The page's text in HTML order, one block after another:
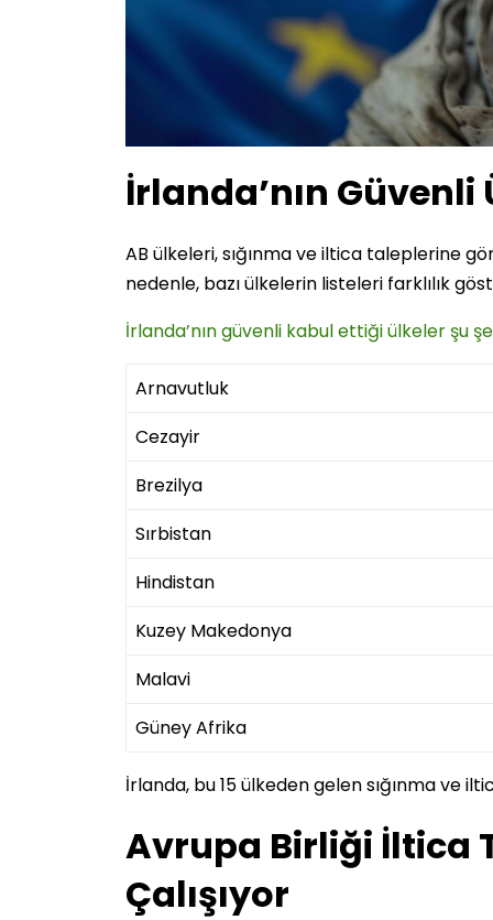
İrlanda’nın Güvenli
AB ülkeleri, sığınma ve iltica taleplerine
nedenle, bazı ülkelerin listeleri farklılık
İrlanda’nın güvenli kabul ettiği ülkeler şu
Arnavutluk
Cezayir
Brezilya
Sırbistan
Hindistan
Kuzey Makedonya
Malavi
Güney Afrika
İrlanda, bu 15 ülkeden gelen sığınma ve
Avrupa Birliği İltica
Çalışıyor